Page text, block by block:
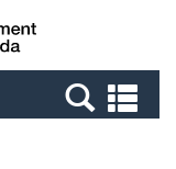
Canada
et